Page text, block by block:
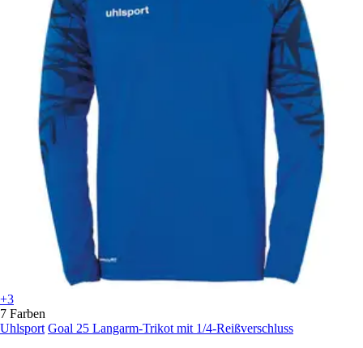
+3
7 Farben
Uhlsport Goal 25 Langarm-Trikot mit 1/4-Reißverschluss